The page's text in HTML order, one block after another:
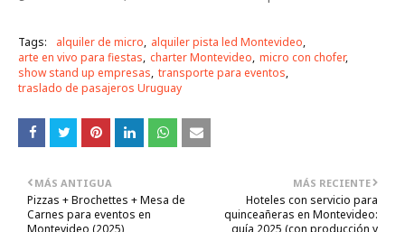
Tags: alquiler de micro alquiler pista led Montevideo
arte en vivo para fiestas charter Montevideo micro con chofer
show stand up empresas transporte para eventos
traslado de pasajeros Uruguay
MÁS RECIENTE
Hoteles con servicio para
quinceañeras en Montevideo:
guía 2025 (con producción y
MÁS ANTIGUA
Pizzas + Brochettes + Mesa de
Carnes para eventos en
Montevideo (2025)